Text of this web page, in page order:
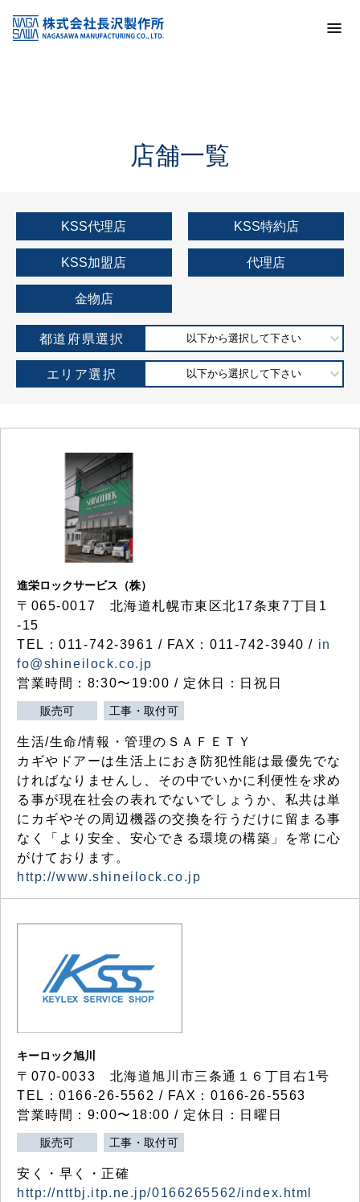
KSS加盟店・取扱店情報
店舗一覧
店舗一覧
KSS代理店 KSS特約店
KSS加盟店 代理店
金物店
都道府県選択 以下から選択して下さい
エリア選択 以下から選択して下さい
進栄ロックサービス（株）
〒065-0017 北海道札幌市東区北17条東7丁目1
-15
TEL：011-742-3961 / FAX：011-742-3940 / in
fo@shineilock.co.jp
営業時間：8:30〜19:00 / 定休日：日祝日
販売可 工事・取付可
生活/生命/情報・管理のＳＡＦＥＴＹ
カギやドアーは生活上におき防犯性能は最優先でな
ければなりませんし、その中でいかに利便性を求め
る事が現在社会の表れでないでしょうか、私共は単
にカギやその周辺機器の交換を行うだけに留まる事
なく「より安全、安心できる環境の構築」を常に心
がけております。
http://www.shineilock.co.jp
キーロック旭川
〒070-0033 北海道旭川市三条通１６丁目右1号
TEL：0166-26-5562 / FAX：0166-26-5563
営業時間：9:00〜18:00 / 定休日：日曜日
販売可 工事・取付可
安く・早く・正確
http://nttbj.itp.ne.jp/0166265562/index.html